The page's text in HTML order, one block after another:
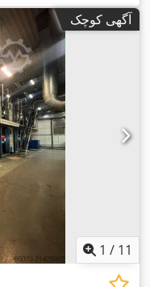
آگهی کوچک
1 / 11